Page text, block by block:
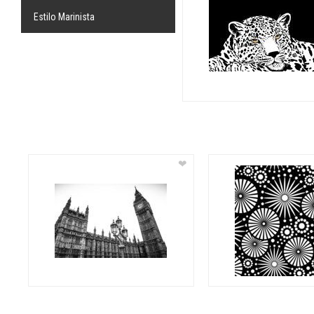
Estilo Marinista
❤